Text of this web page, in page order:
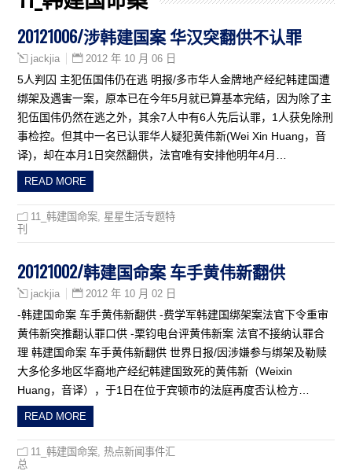
20121006/涉韩建国案 华汉突翻供不认罪
jackjia 2012 年 10 月 06 日
5人判囚 主犯伍国伟仍在逃 明报/多市华人金牌地产经纪韩建国遭
绑架及遇害一案，原本已在今年5月就已算基本完结，因为除了主
犯伍国伟仍然在逃之外，其余7人中有6人先后认罪，1人获免除刑
事检控。但其中一名已认罪华人疑犯黄伟新(Wei Xin Huang，音
译)，却在本月1日突然翻供，法官唯有安排他明年4月…
READ MORE
11_韩建国命案 星星生活专题特
刊
20121002/韩建国命案 车手黄伟新翻供
jackjia 2012 年 10 月 02 日
-韩建国命案 车手黄伟新翻供 -费学军韩建国绑架案法官下令重审
黄伟新突推翻认罪口供 -栗钧电台评黄伟新案 法官不接纳认罪合
理 韩建国命案 车手黄伟新翻供 世界日报/因涉嫌参与绑架及勒赎
大多伦多地区华裔地产经纪韩建国致死的黄伟新（Weixin
Huang，音译），于1日在位于宾顿市的法庭再度否认检方…
READ MORE
11_韩建国命案 ,热点新闻事件汇
总